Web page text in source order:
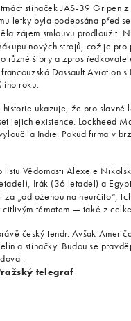
stíhaček JAS-39 Gripen
letky byla podepsána před
zájem smlouvu prodloužit.
nových strojů, což je
různé šíbry a
Dassault Aviation
roku.
ukazuje, že pro slavné
jejich existence. Lockheed
Indie. Pokud firma v
Vědomosti Alexeje
Irák (36 letadel) a
„odloženou na neurčito“,
tématem — také z
český tendr. Avšak
a stíhačky. Budou se
telegraf